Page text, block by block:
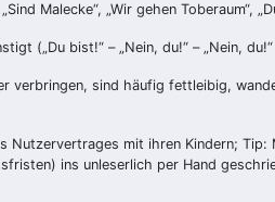
Malecke“, „Wir gehen
(„Du bist!“ – „Nein, du!“ – „Nein, du!“
sind häufig fettleibig,
mit ihren Kindern; Tip:
ins unleserlich per Hand